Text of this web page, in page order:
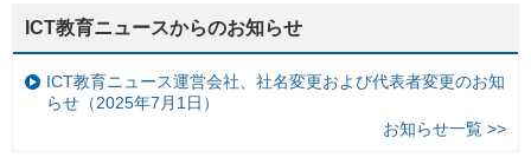
ICT教育ニュースからのお知らせ
ICT教育ニュース運営会社、社名変更および代表者変更のお知
らせ（2025年7月1日）
お知らせ一覧 >>